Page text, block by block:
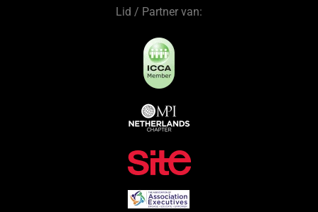
Lid / Partner van: